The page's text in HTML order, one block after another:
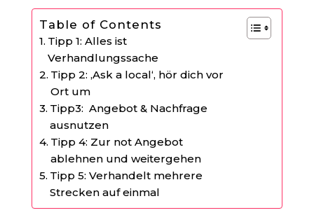
Table of Contents
Tipp 1: Alles ist
Verhandlungssache
Tipp 2: ‚Ask a local‘, hör dich vor
Ort um
Tipp3: Angebot & Nachfrage
ausnutzen
Tipp 4: Zur not Angebot
ablehnen und weitergehen
Tipp 5: Verhandelt mehrere
Strecken auf einmal